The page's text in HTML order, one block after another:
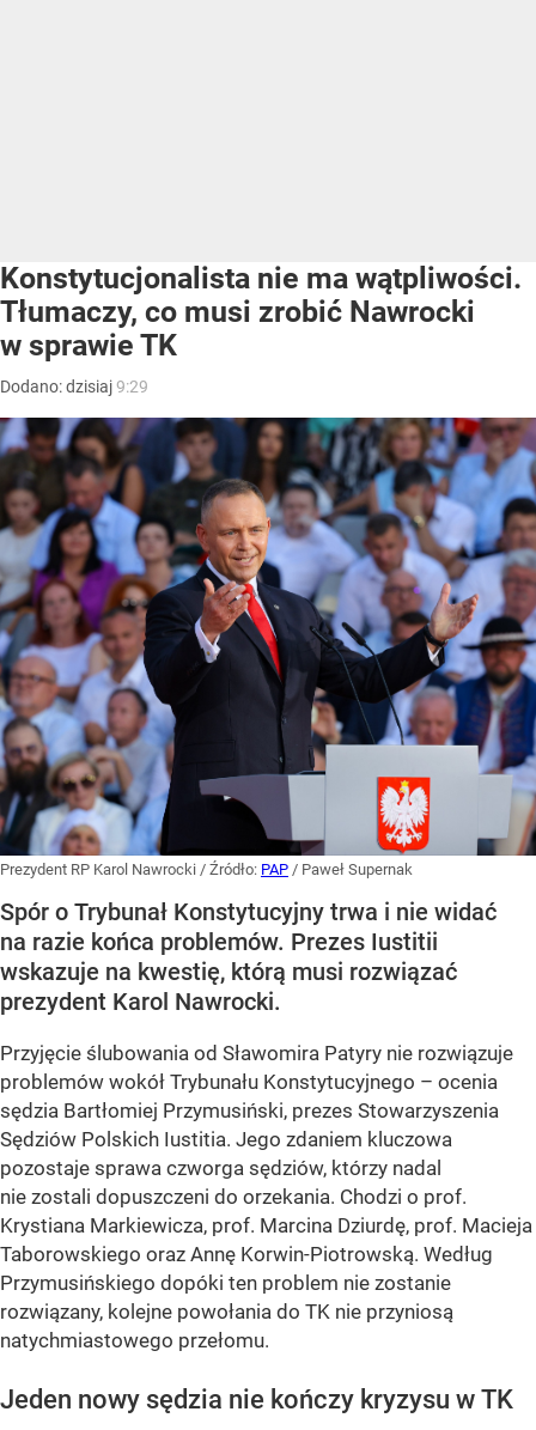
Konstytucjonalista nie ma wątpliwości.
Tłumaczy, co musi zrobić Nawrocki
w sprawie TK
Dodano:dzisiaj9:29
Prezydent RP Karol Nawrocki / Źródło: PAP / Paweł Supernak
Spór o Trybunał Konstytucyjny trwa i nie widać
na razie końca problemów. Prezes Iustitii
wskazuje na kwestię, którą musi rozwiązać
prezydent Karol Nawrocki.
Przyjęcie ślubowania od Sławomira Patyry nie rozwiązuje
problemów wokół Trybunału Konstytucyjnego – ocenia
sędzia Bartłomiej Przymusiński, prezes Stowarzyszenia
Sędziów Polskich Iustitia. Jego zdaniem kluczowa
pozostaje sprawa czworga sędziów, którzy nadal
nie zostali dopuszczeni do orzekania. Chodzi o prof.
Krystiana Markiewicza, prof. Marcina Dziurdę, prof. Macieja
Taborowskiego oraz Annę Korwin-Piotrowską. Według
Przymusińskiego dopóki ten problem nie zostanie
rozwiązany, kolejne powołania do TK nie przyniosą
natychmiastowego przełomu.
Jeden nowy sędzia nie kończy kryzysu w TK